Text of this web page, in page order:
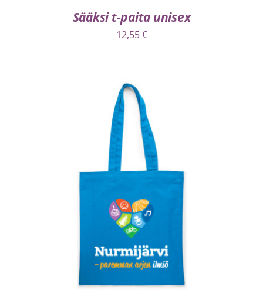
Sääksi t-paita unisex
12,55€
VALITSE VAIHTOEHDOISTA LISÄTIEDOT